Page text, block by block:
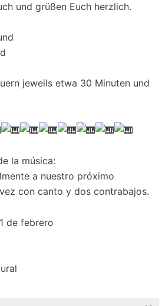
und grüßen Euch herzlich.
jeweils etwa 30 Minuten und
la música:
a nuestro próximo
con canto y dos contrabajos.
de febrero